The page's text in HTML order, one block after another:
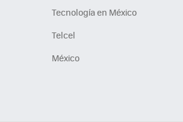
Tecnología en México
Telcel
México